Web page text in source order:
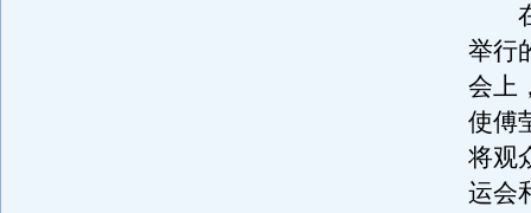
在
举行
会上
使傅
将观
运会